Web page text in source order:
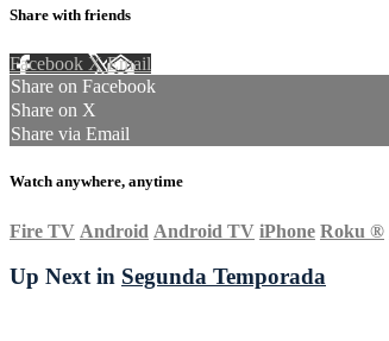
Share with friends
Facebook XEmail
Share on Facebook
Share on X
Share via Email
Watch anywhere, anytime
Fire TV Android Android TV iPhone Roku ®
Up Next in Segunda Temporada